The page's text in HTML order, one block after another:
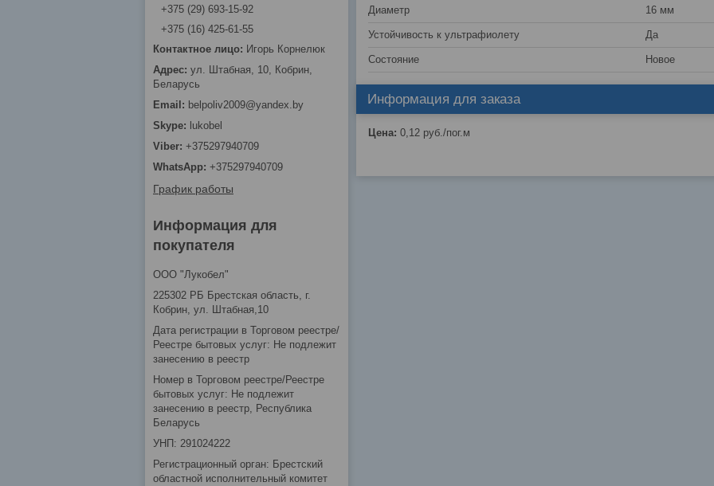
Диаметр 16 мм
Устойчивость к ультрафиолету Да
Состояние Новое
Информация для заказа
Цена: 0,12 руб./пог.м
+375 (29) 693-15-92
+375 (16) 425-61-55
Игорь Корнелюк
ул. Штабная, 10, Кобрин,
Беларусь
belpoliv2009@yandex.by
lukobel
+375297940709
+375297940709
График работы
Информация для
покупателя
ООО "Лукобел"
225302 РБ Брестская область, г.
Кобрин, ул. Штабная,10
Дата регистрации в Торговом реестре/
Реестре бытовых услуг: Не подлежит
занесению в реестр
Номер в Торговом реестре/Реестре
бытовых услуг: Не подлежит
занесению в реестр, Республика
Беларусь
УНП: 291024222
Регистрационный орган: Брестский
областной исполнительный комитет